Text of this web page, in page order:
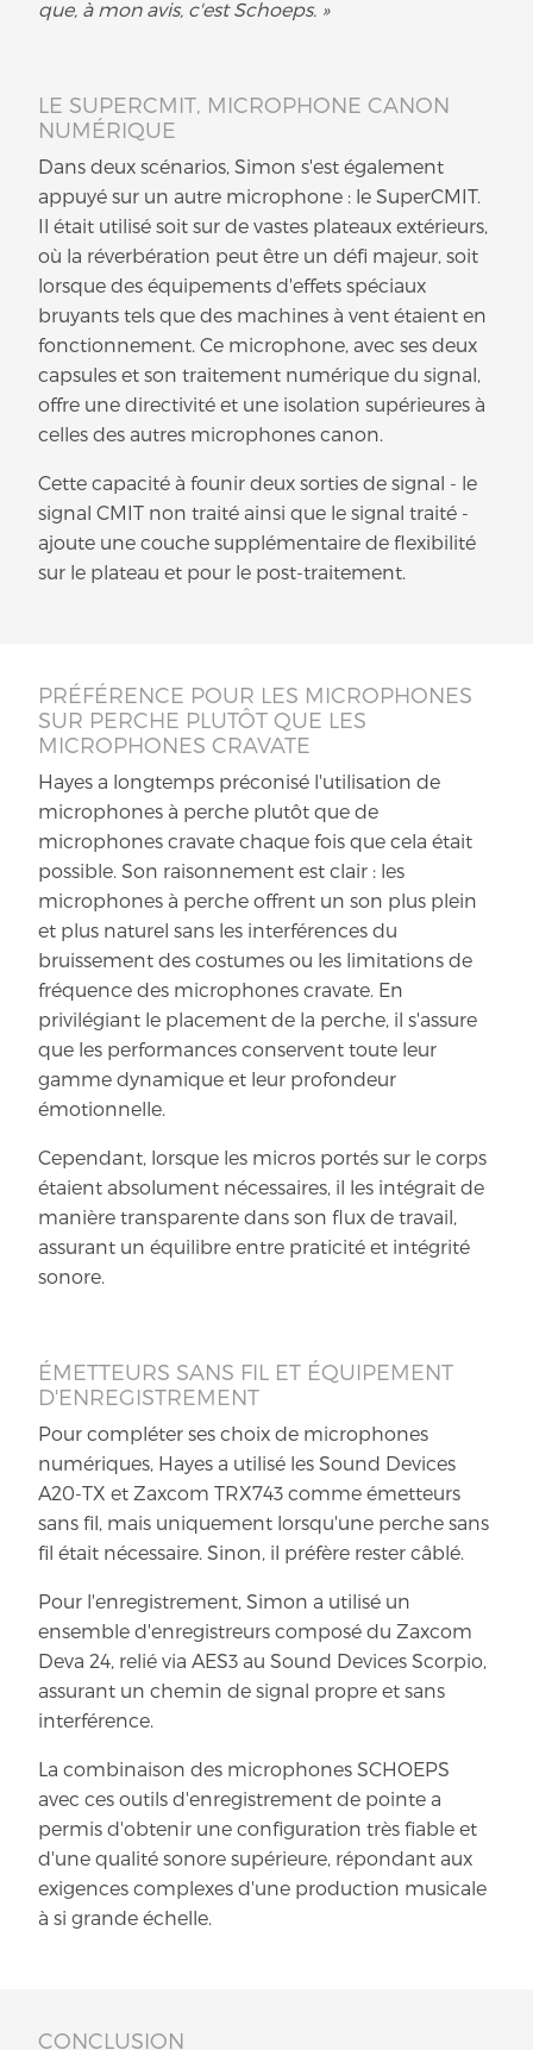
que, à mon avis, c'est Schoeps. »
LE SUPERCMIT, MICROPHONE CANON
NUMÉRIQUE
Dans deux scénarios, Simon s'est également
appuyé sur un autre microphone : le SuperCMIT.
Il était utilisé soit sur de vastes plateaux extérieurs,
où la réverbération peut être un défi majeur, soit
lorsque des équipements d'effets spéciaux
bruyants tels que des machines à vent étaient en
fonctionnement. Ce microphone, avec ses deux
capsules et son traitement numérique du signal,
offre une directivité et une isolation supérieures à
celles des autres microphones canon.
Cette capacité à founir deux sorties de signal - le
signal CMIT non traité ainsi que le signal traité -
ajoute une couche supplémentaire de flexibilité
sur le plateau et pour le post-traitement.
PRÉFÉRENCE POUR LES MICROPHONES
SUR PERCHE PLUTÔT QUE LES
MICROPHONES CRAVATE
Hayes a longtemps préconisé l'utilisation de
microphones à perche plutôt que de
microphones cravate chaque fois que cela était
possible. Son raisonnement est clair : les
microphones à perche offrent un son plus plein
et plus naturel sans les interférences du
bruissement des costumes ou les limitations de
fréquence des microphones cravate. En
privilégiant le placement de la perche, il s'assure
que les performances conservent toute leur
gamme dynamique et leur profondeur
émotionnelle.
Cependant, lorsque les micros portés sur le corps
étaient absolument nécessaires, il les intégrait de
manière transparente dans son flux de travail,
assurant un équilibre entre praticité et intégrité
sonore.
ÉMETTEURS SANS FIL ET ÉQUIPEMENT
D'ENREGISTREMENT
Pour compléter ses choix de microphones
numériques, Hayes a utilisé les Sound Devices
A20-TX et Zaxcom TRX743 comme émetteurs
sans fil, mais uniquement lorsqu'une perche sans
fil était nécessaire. Sinon, il préfère rester câblé.
Pour l'enregistrement, Simon a utilisé un
ensemble d'enregistreurs composé du Zaxcom
Deva 24, relié via AES3 au Sound Devices Scorpio,
assurant un chemin de signal propre et sans
interférence.
La combinaison des microphones SCHOEPS
avec ces outils d'enregistrement de pointe a
permis d'obtenir une configuration très fiable et
d'une qualité sonore supérieure, répondant aux
exigences complexes d'une production musicale
à si grande échelle.
CONCLUSION